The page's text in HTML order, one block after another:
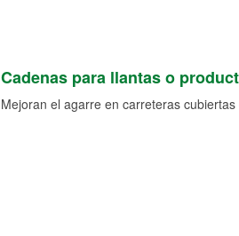
Cadenas para llantas o
Mejoran el agarre en carreteras